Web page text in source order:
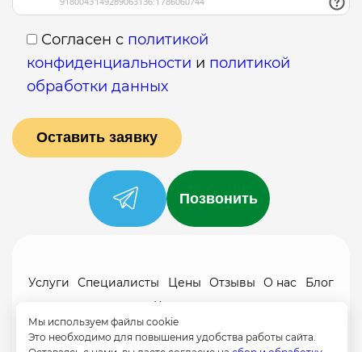
Согласен с политикой
конфиденциальности и политикой
обработки данных
Мы используем файлы cookie
Это необходимо для повышения удобства работы сайта.
Позвонить
Услуги Специалисты Цены Отзывы О нас
Блог
Контакты
Политика конфиденциальности